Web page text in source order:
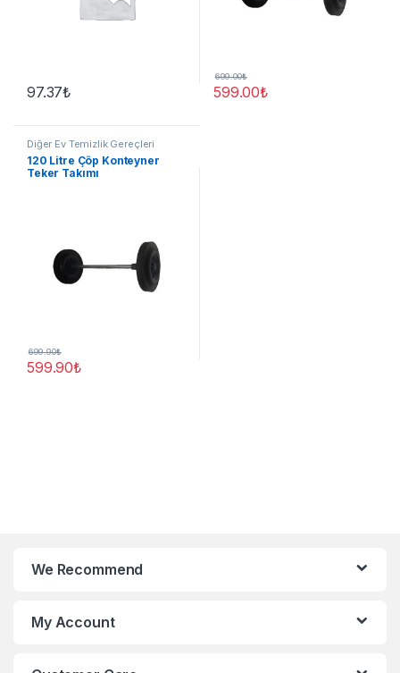
97.37₺ 599.00₺
699.00₺
Diğer Ev Temizlik Gereçleri
120 Litre Çöp Konteyner
Teker Takımı
599.90₺
699.90₺
We Recommend
My Account